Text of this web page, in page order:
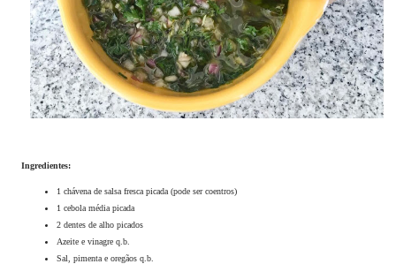
Ingredientes:
1 chávena de salsa fresca picada (pode ser coentros)
1 cebola média picada
2 dentes de alho picados
Azeite e vinagre q.b.
Sal, pimenta e oregãos q.b.